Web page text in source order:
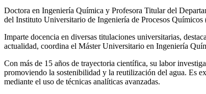
Doctora en Ingeniería Química y Profesora Titular del
del Instituto Universitario de Ingeniería de Procesos
Imparte docencia en diversas titulaciones universitarias,
actualidad, coordina el Máster Universitario en Ingeniería
Con más de 15 años de trayectoria científica, su labor
promoviendo la sostenibilidad y la reutilización del agua. Es
mediante el uso de técnicas analíticas avanzadas.